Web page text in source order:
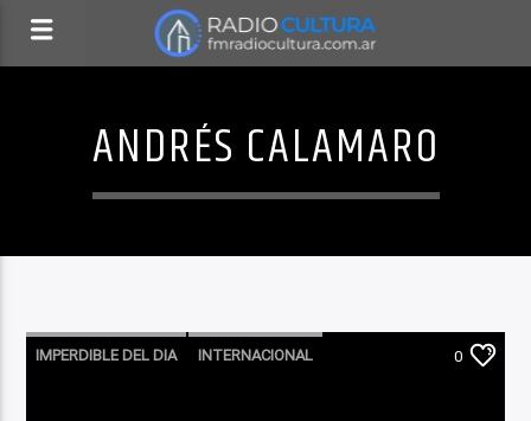
ANDRÉS CALAMARO
IMPERDIBLE DEL DIA INTERNACIONAL 0